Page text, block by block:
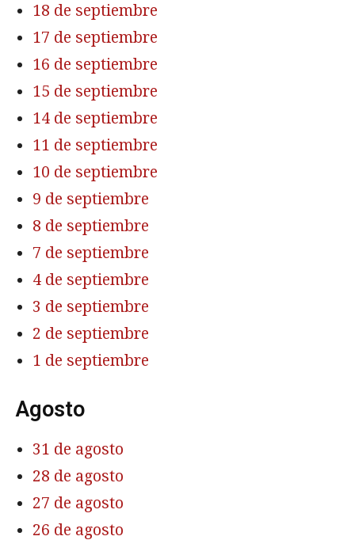
18 de septiembre
17 de septiembre
16 de septiembre
15 de septiembre
14 de septiembre
11 de septiembre
10 de septiembre
9 de septiembre
8 de septiembre
7 de septiembre
4 de septiembre
3 de septiembre
2 de septiembre
1 de septiembre
Agosto
31 de agosto
28 de agosto
27 de agosto
26 de agosto